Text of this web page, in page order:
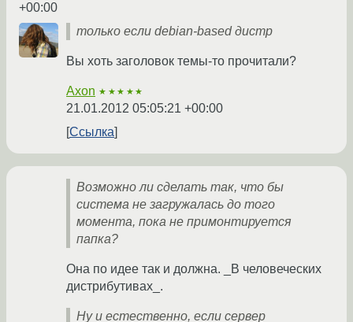
+00:00
только если debian-based дистр
Вы хоть заголовок темы-то прочитали?
Axon ★★★★★
21.01.2012 05:05:21 +00:00
Ссылка
Возможно ли сделать так, что бы
система не загружалась до того
момента, пока не примонтируется
папка?
Она по идее так и должна. _В человеческих
дистрибутивах_.
Ну и естественно, если сервер